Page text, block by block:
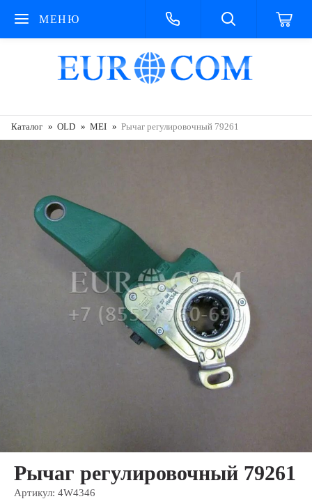
МЕНЮ
Каталог OLD MEI Рычаг регулировочный 79261
Рычаг регулировочный 79261
Артикул: 4W4346